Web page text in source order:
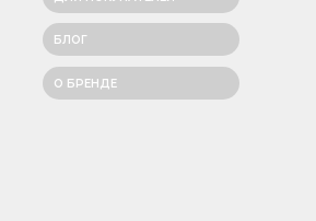
БЛОГ
О БРЕНДЕ